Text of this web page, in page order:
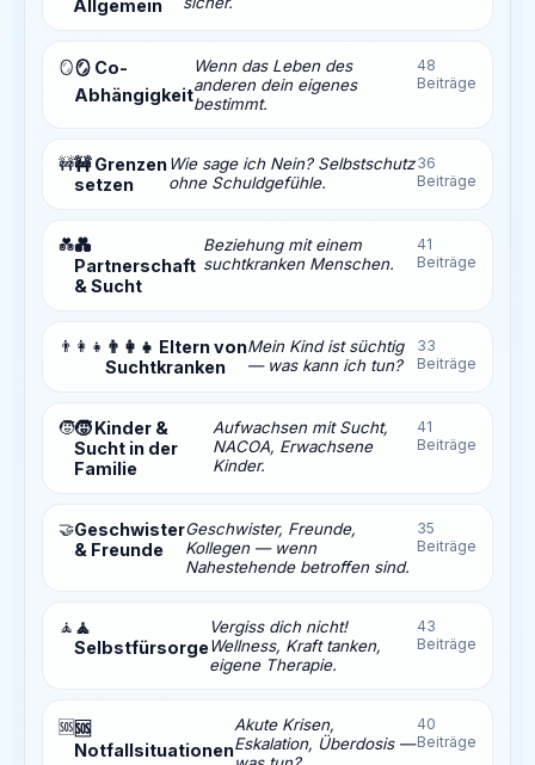
Allgemein
🪞🪞 Co-
Abhängigkeit
Wenn das Leben des
anderen dein eigenes
bestimmt.
48
Beiträge
🚧🚧 Grenzen
setzen
Wie sage ich Nein? Selbstschutz
ohne Schuldgefühle.
36
Beiträge
💑💑
Partnerschaft
& Sucht
Beziehung mit einem
suchtkranken Menschen.
41
Beiträge
👨‍👩‍👧 👨‍👩‍👧 Eltern von
Suchtkranken
Mein Kind ist süchtig
— was kann ich tun?
33
Beiträge
🧒🧒 Kinder &
Sucht in der
Familie
Aufwachsen mit Sucht,
NACOA, Erwachsene
Kinder.
41
Beiträge
🤝Geschwister
& Freunde
Geschwister, Freunde,
Kollegen — wenn
Nahestehende betroffen sind.
35
Beiträge
🧘 🧘
Selbstfürsorge
Vergiss dich nicht!
Wellness, Kraft tanken,
eigene Therapie.
43
Beiträge
🆘🆘
Notfallsituationen
Akute Krisen,
Eskalation, Überdosis —
40
Beiträge